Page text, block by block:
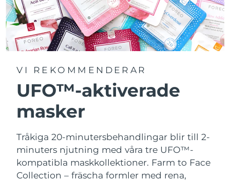
VI REKOMMENDERAR
UFO™-aktiverade
masker
Tråkiga 20-minutersbehandlingar blir till 2-
minuters njutning med våra tre UFO™-
kompatibla maskkollektioner. Farm to Face
Collection – fräscha formler med rena,